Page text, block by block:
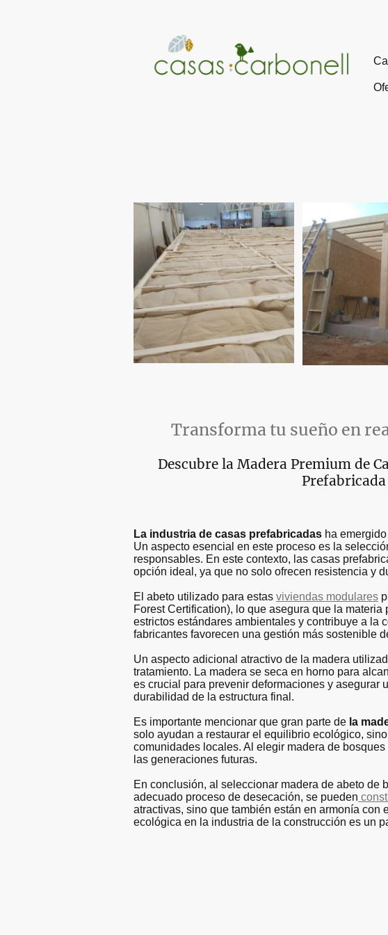
Transforma tu sueño en
Descubre la Madera Premium de
La industria de casas prefabricadas ha
Un aspecto esencial en este proceso es la
responsables. En este contexto, las casas
opción ideal, ya que no solo ofrecen resistencia y
El abeto utilizado para estas viviendas modulares
Forest Certification), lo que asegura que la
estrictos estándares ambientales y contribuye a la
fabricantes favorecen una gestión más sostenible
Un aspecto adicional atractivo de la madera
tratamiento. La madera se seca en horno para
es crucial para prevenir deformaciones y asegurar
durabilidad de la estructura final.
Es importante mencionar que gran parte de la
solo ayudan a restaurar el equilibrio ecológico,
comunidades locales. Al elegir madera de
las generaciones futuras.
En conclusión, al seleccionar madera de abeto de
adecuado proceso de desecación, se pueden
atractivas, sino que también están en armonía
ecológica en la industria de la construcción es un